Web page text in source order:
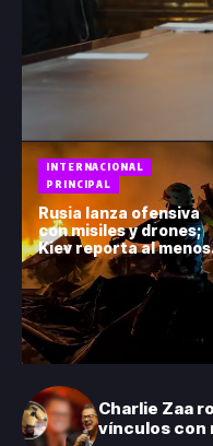
INTERNACIONAL
PRINCIPAL
Rusia lanza ofensiva
con misiles y drones;
Kiev reporta al menos
17 muertos
Charlie Zaa
vínculos